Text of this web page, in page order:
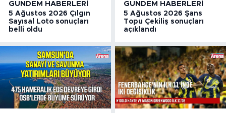
GÜNDEM HABERLERI
5 Ağustos 2026 Çılgın
Sayısal Loto sonuçları
belli oldu
GÜNDEM HABERLERI
5 Ağustos 2026 Şans
Topu Çekiliş sonuçları
açıklandı